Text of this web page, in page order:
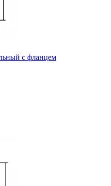
с фланцем